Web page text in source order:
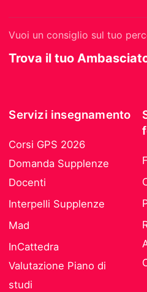
Vuoi un consiglio sul tuo
Trova il tuo
Servizi insegnamento
Corsi GPS 2026
Domanda Supplenze
Docenti
Interpelli Supplenze
Mad
InCattedra
Valutazione Piano di
studi